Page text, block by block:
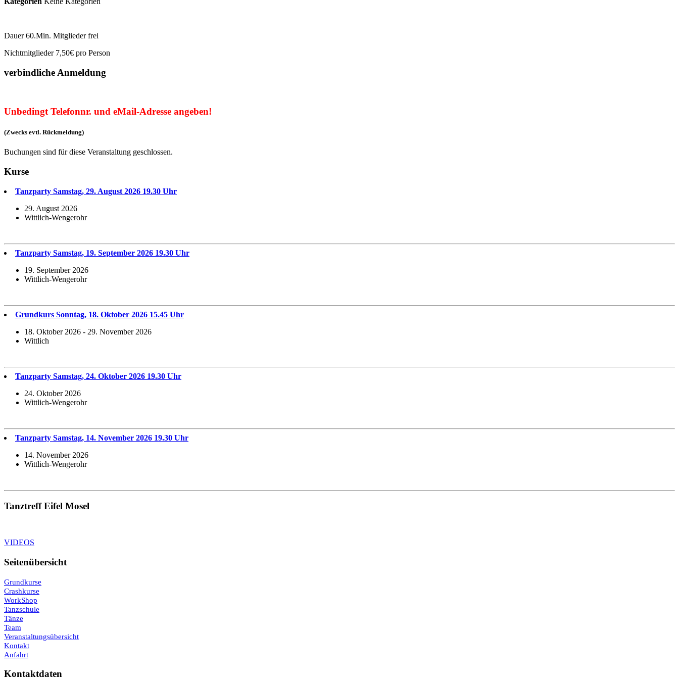
Dauer 60.Min. Mitglieder frei
Nichtmitglieder 7,50€ pro Person
verbindliche Anmeldung
Unbedingt Telefonnr. und eMail-Adresse angeben!
(Zwecks evtl. Rückmeldung)
Buchungen sind für diese Veranstaltung geschlossen.
Kurse
Tanzparty Samstag, 29. August 2026 19.30 Uhr
29. August 2026
Wittlich-Wengerohr
Tanzparty Samstag, 19. September 2026 19.30 Uhr
19. September 2026
Wittlich-Wengerohr
Grundkurs Sonntag, 18. Oktober 2026 15.45 Uhr
18. Oktober 2026 - 29. November 2026
Wittlich
Tanzparty Samstag, 24. Oktober 2026 19.30 Uhr
24. Oktober 2026
Wittlich-Wengerohr
Tanzparty Samstag, 14. November 2026 19.30 Uhr
14. November 2026
Wittlich-Wengerohr
Tanztreff Eifel Mosel
VIDEOS
Seitenübersicht
Grundkurse
Crashkurse
WorkShop
Tanzschule
Tänze
Team
Veranstaltungsübersicht
Kontakt
Anfahrt
Kontaktdaten